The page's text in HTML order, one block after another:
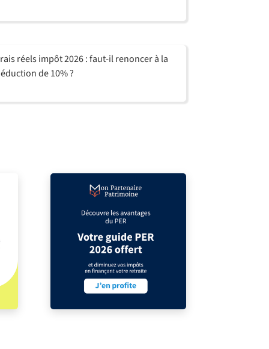
réels impôt 2026 : faut-il renoncer à la
de 10% ?